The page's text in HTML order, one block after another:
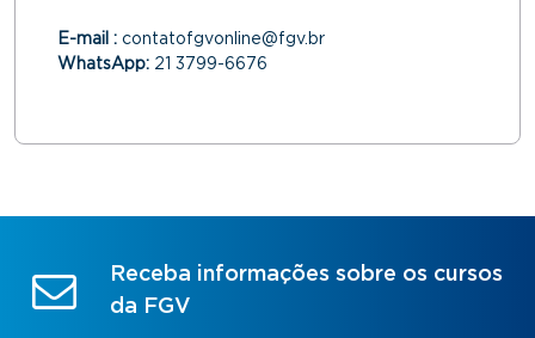
E-mail : contatofgvonline@fgv.br
WhatsApp: 21 3799-6676
Receba informações sobre os cursos
da FGV